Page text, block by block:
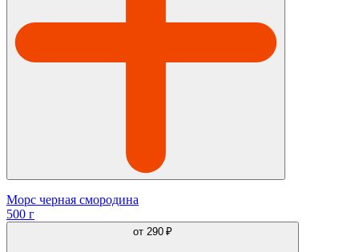
Морс черная смородина
500 г
от 290 ₽